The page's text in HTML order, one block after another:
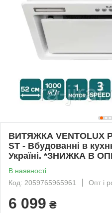
ВИТЯЖКА VENTOLUX
ST - Вбудованні в
Україні. *ЗНИЖКА В
В наявності
Код: 2059765965961
Опт і
6 099 ₴